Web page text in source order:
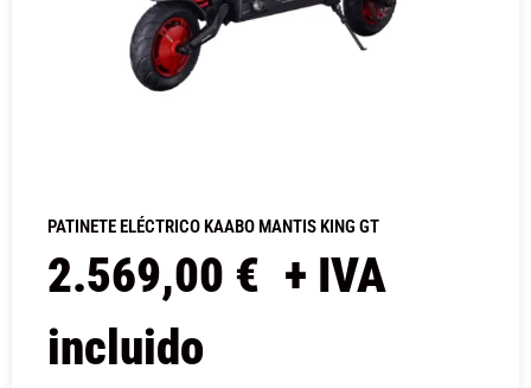
PATINETE ELÉCTRICO KAABO MANTIS KING GT
2.569,00 € + IVA
incluido